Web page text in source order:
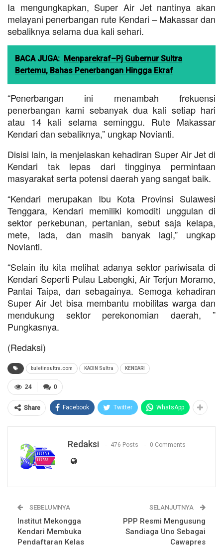
Ia mengungkapkan, Super Air Jet nantinya akan
melayani penerbangan rute Kendari – Makassar dan
sebaliknya selama dua kali sehari.
BACA JUGA: Menparekraf–Pj Gubernur Sultra
Bertemu, Bahas Penerbangan Hingga Ekraf
“Penerbangan ini menambah frekuensi
penerbangan kami sebanyak dua kali setiap hari
atau 14 kali selama seminggu. Rute Makassar
Kendari dan sebaliknya,” ungkap Novianti.
Disisi lain, ia menjelaskan kehadiran Super Air Jet di
Kendari tak lepas dari tingginya permintaan
masyarakat serta potensi daerah yang sangat baik.
“Kendari merupakan Ibu Kota Provinsi Sulawesi
Tenggara, Kendari memiliki komoditi unggulan di
sektor perkebunan, pertanian, sebut saja kelapa,
mete, lada, dan masih banyak lagi,” ungkap
Novianti.
“Selain itu kita melihat adanya sektor pariwisata di
Kendari Seperti Pulau Labengki, Air Terjun Moramo,
Pantai Taipa, dan sebagainya. Semoga kehadiran
Super Air Jet bisa membantu mobilitas warga dan
mendukung sektor perekonomian daerah, ”
Pungkasnya.
(Redaksi)
buletinsultra.com KADIN Sultra KENDARI
0
24
Share Facebook Twitter WhatsApp
Redaksi 476 Posts 0 Comments
SEBELUMNYA
Institut Mekongga
Kendari Membuka
Pendaftaran Kelas
SELANJUTNYA
PPP Resmi Mengusung
Sandiaga Uno Sebagai
Cawapres